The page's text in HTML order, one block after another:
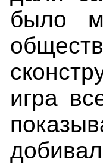
было
игра